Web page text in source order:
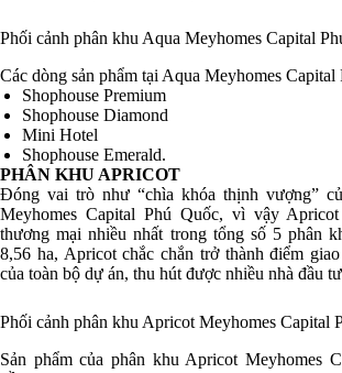
Phối cảnh phân khu Aqua Meyhomes Capital
Các dòng sản phẩm tại Aqua Meyhomes Capital
Shophouse Premium
Shophouse Diamond
Mini Hotel
Shophouse Emerald.
PHÂN KHU APRICOT
Đóng vai trò như “chìa khóa thịnh vượng”
Meyhomes Capital Phú Quốc, vì vậy
thương mại nhiều nhất trong tổng số 5 phân
8,56 ha, Apricot chắc chắn trở thành điểm
của toàn bộ dự án, thu hút được nhiều nhà đầu
Phối cảnh phân khu Apricot Meyhomes Capital
Sản phẩm của phân khu Apricot Meyhomes